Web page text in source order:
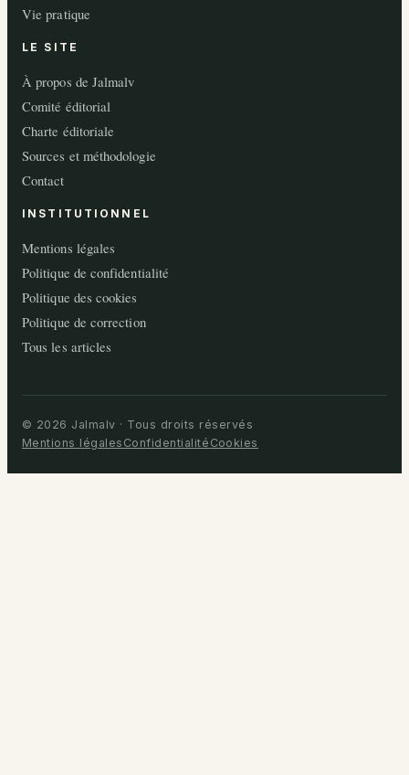
Vie pratique
LE SITE
À propos de Jalmalv
Comité éditorial
Charte éditoriale
Sources et méthodologie
Contact
INSTITUTIONNEL
Mentions légales
Politique de confidentialité
Politique des cookies
Politique de correction
Tous les articles
© 2026 Jalmalv · Tous droits réservés
Mentions légales Confidentialité Cookies